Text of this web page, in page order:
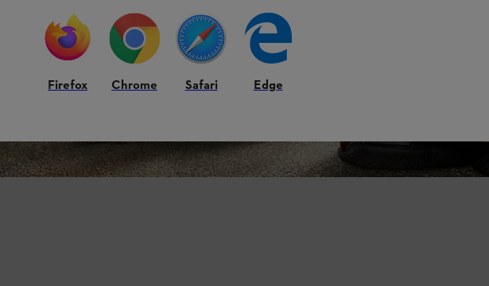
Firefox Chrome Safari Edge